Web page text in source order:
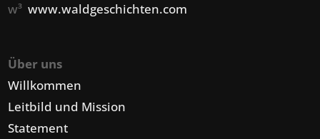
w³www.waldgeschichten.com
Über uns
Willkommen
Leitbild und Mission
Statement